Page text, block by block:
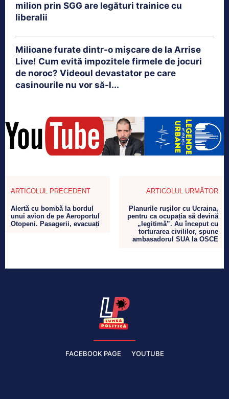
milion prin SGG are legături trainice cu
liberalii
Milioane furate dintr-o mișcare de la Arrise
Live! Cum evită impozitele firmele de jocuri
de noroc? Videoul devastator pe care
casinourile nu vor să-l...
ARTICOLUL PRECEDENT
Alertă cu bombă la bordul
unui avion de pe Aeroportul
Otopeni. Pasagerii, evacuați
ARTICOLUL URMĂTOR
Planurile rușilor cu Ucraina,
pentru ca ocupația să devină
„legitimă”. Au început cu
torturarea civililor, spune
ambasadorul SUA la OSCE
FACEBOOK PAGE YOUTUBE